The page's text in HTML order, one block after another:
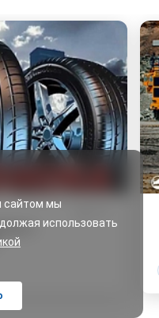
сайтом мы
использовать
от